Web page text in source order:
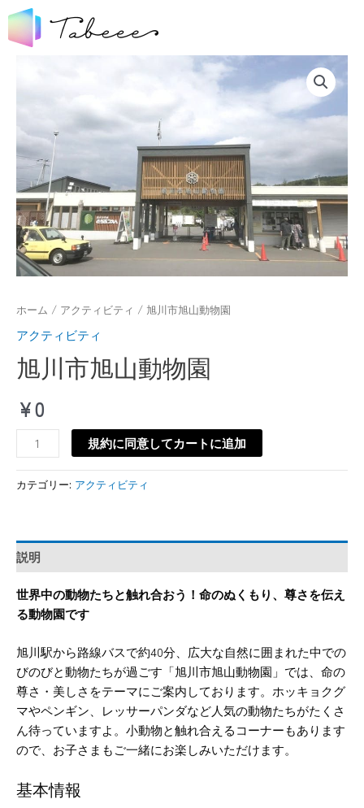
ホーム / アクティビティ / 旭川市旭山動物園
アクティビティ
旭川市旭山動物園
¥0
規約に同意してカートに追加
カテゴリー: アクティビティ
説明
世界中の動物たちと触れ合おう！命のぬくもり、尊さを伝え
る動物園です
旭川駅から路線バスで約40分、広大な自然に囲まれた中での
びのびと動物たちが過ごす「旭川市旭山動物園」では、命の
尊さ・美しさをテーマにご案内しております。ホッキョクグ
マやペンギン、レッサーパンダなど人気の動物たちがたくさ
ん待っていますよ。小動物と触れ合えるコーナーもあります
ので、お子さまもご一緒にお楽しみいただけます。
基本情報